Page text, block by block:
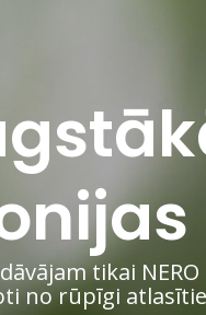
tikai
no rūpīgi